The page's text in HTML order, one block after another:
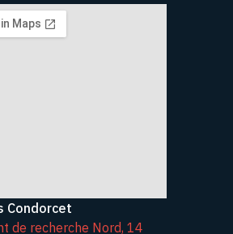
Condorcet
de recherche Nord, 14